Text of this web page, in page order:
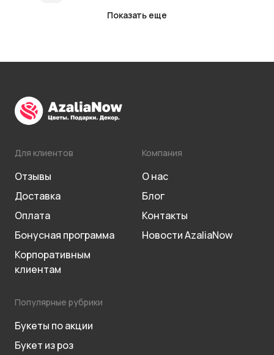
Показать еще
Для клиентов
Отзывы
Доставка
Оплата
Бонусная программа
Корпоративным
клиентам
Компания
О нас
Блог
Контакты
Новости AzaliaNow
Популярные рубрики
Букеты по акции
Букет из роз